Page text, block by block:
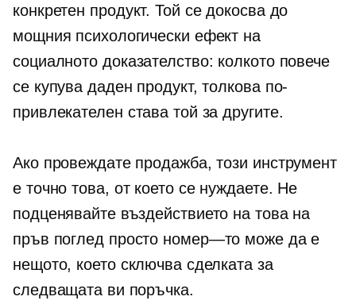
конкретен продукт. Той се докосва до
мощния психологически ефект на
социалното доказателство: колкото повече
се купува даден продукт, толкова по-
привлекателен става той за другите.
Ако провеждате продажба, този инструмент
е точно това, от което се нуждаете. Не
подценявайте въздействието на това на
пръв поглед просто номер—то може да е
нещото, което сключва сделката за
следващата ви поръчка.